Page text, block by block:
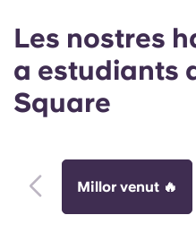
Les nostres
a estudiants
Square
Millor venut 🔥